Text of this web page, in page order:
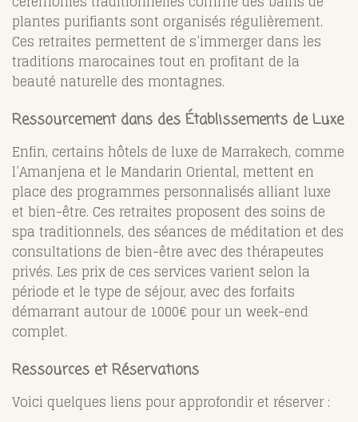
plantes purifiants sont organisés régulièrement.
Ces retraites permettent de s’immerger dans les
traditions marocaines tout en profitant de la
beauté naturelle des montagnes.
Ressourcement dans des Établissements de Luxe
Enfin, certains hôtels de luxe de Marrakech, comme
l’Amanjena et le Mandarin Oriental, mettent en
place des programmes personnalisés alliant luxe
et bien-être. Ces retraites proposent des soins de
spa traditionnels, des séances de méditation et des
consultations de bien-être avec des thérapeutes
privés. Les prix de ces services varient selon la
période et le type de séjour, avec des forfaits
démarrant autour de 1000€ pour un week-end
complet.
Ressources et Réservations
Voici quelques liens pour approfondir et réserver :